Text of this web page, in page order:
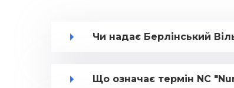
Чи надає Берлінський
Що означає термін NC